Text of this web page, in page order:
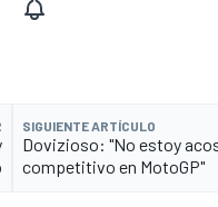
SIGUIENTE ARTÍCULO
Dovizioso: "No estoy
competitivo en MotoGP"